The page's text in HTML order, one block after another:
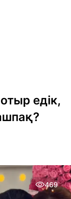
едік,
469